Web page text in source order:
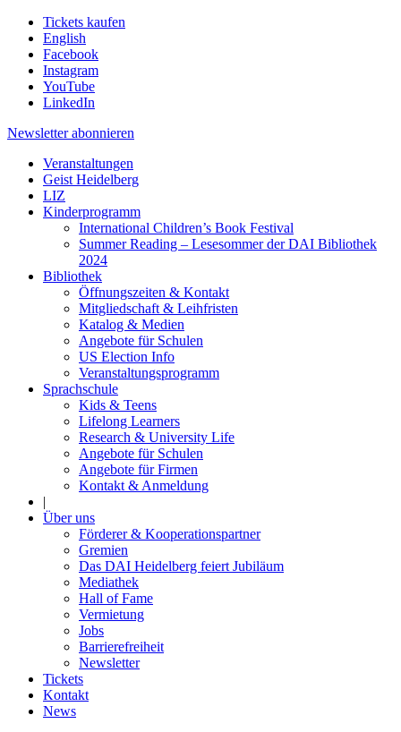
Tickets kaufen
English
Facebook
Instagram
YouTube
LinkedIn
Newsletter abonnieren
Veranstaltungen
Geist Heidelberg
LIZ
Kinderprogramm
International Children’s Book Festival
Summer Reading – Lesesommer der DAI Bibliothek
2024
Bibliothek
Öffnungszeiten & Kontakt
Mitgliedschaft & Leihfristen
Katalog & Medien
Angebote für Schulen
US Election Info
Veranstaltungsprogramm
Sprachschule
Kids & Teens
Lifelong Learners
Research & University Life
Angebote für Schulen
Angebote für Firmen
Kontakt & Anmeldung
|
Über uns
Förderer & Kooperationspartner
Gremien
Das DAI Heidelberg feiert Jubiläum
Mediathek
Hall of Fame
Vermietung
Jobs
Barrierefreiheit
Newsletter
Tickets
Kontakt
News